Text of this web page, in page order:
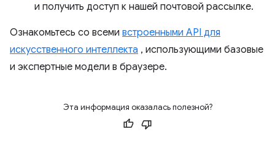
и получить доступ к нашей почтовой рассылке.
Ознакомьтесь со всеми встроенными API для
искусственного интеллекта , использующими базовые
и экспертные модели в браузере.
Эта информация оказалась полезной?